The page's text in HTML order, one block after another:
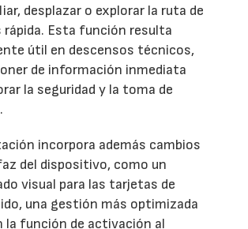
desplazar o explorar la ruta de
rápida. Esta función resulta
útil en descensos técnicos,
de información inmediata
la seguridad y la toma de
incorpora además cambios
del dispositivo, como un
visual para las tarjetas de
una gestión más optimizada
la función de activación al